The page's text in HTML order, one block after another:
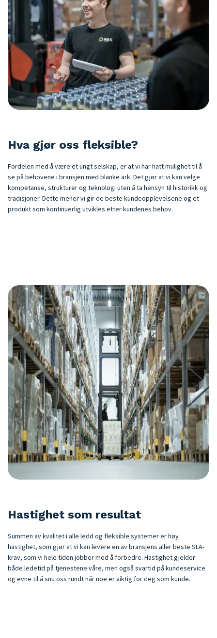
Hva gjør oss fleksible?
Fordelen med å være et ungt selskap, er at vi har hatt mulighet til å
se på behovene i bransjen med blanke ark. Det gjør at vi kan velge
kompetanse, strukturer og teknologi uten å ta hensyn til historikk og
tradisjoner. Dette mener vi gir de beste kundeopplevelsene og et
produkt som kontinuerlig utvikles etter kundenes behov.
Hastighet som resultat
Summen av kvalitet i alle ledd og fleksible systemer er høy
hastighet, som gjør at vi kan levere en av bransjens aller beste SLA-
krav, som vi hele tiden jobber med å forbedre. Hastighet gjelder
både ledetid på tjenestene våre, men også svartid på kundeservice
og evne til å snu oss rundt når noe er viktig for deg som kunde.